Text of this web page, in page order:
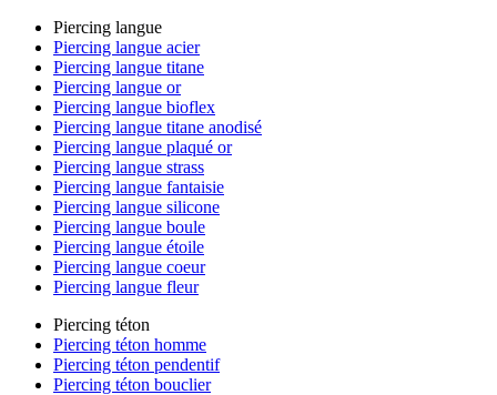
Piercing langue
Piercing langue acier
Piercing langue titane
Piercing langue or
Piercing langue bioflex
Piercing langue titane anodisé
Piercing langue plaqué or
Piercing langue strass
Piercing langue fantaisie
Piercing langue silicone
Piercing langue boule
Piercing langue étoile
Piercing langue coeur
Piercing langue fleur
Piercing téton
Piercing téton homme
Piercing téton pendentif
Piercing téton bouclier